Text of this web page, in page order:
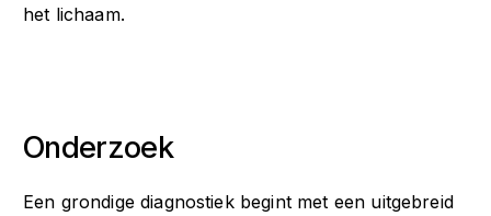
het lichaam.
Onderzoek
Een grondige diagnostiek begint met een uitgebreid